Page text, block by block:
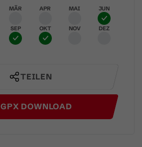
MÄR APR MAI JUN
SEP OKT NOV DEZ
TEILEN
GPX DOWNLOAD